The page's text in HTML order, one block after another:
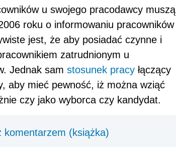
u swojego pracodawcy muszą
roku o informowaniu pracowników
jest, że aby posiadać czynne i
zatrudnionym u
Jednak sam stosunek pracy łączący
aby mieć pewność, iż można wziąć
czy jako wyborca czy kandydat.
komentarzem (książka)